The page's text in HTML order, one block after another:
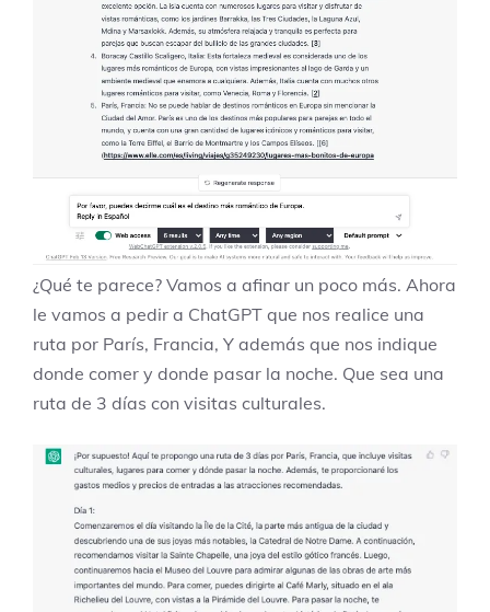
¿Qué te parece? Vamos a afinar un poco más. Ahora
le vamos a pedir a ChatGPT que nos realice una
ruta por París, Francia, Y además que nos indique
donde comer y donde pasar la noche. Que sea una
ruta de 3 días con visitas culturales.